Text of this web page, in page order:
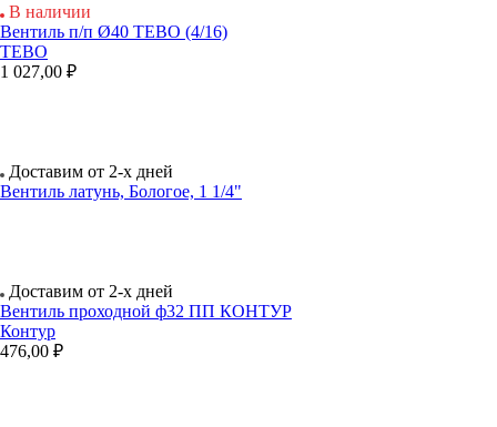
В наличии
Вентиль п/п Ø40 TEBO (4/16)
TEBO
1 027,00 ₽
Доставим от 2-х дней
Вентиль латунь, Бологое, 1 1/4"
Доставим от 2-х дней
Вентиль проходной ф32 ПП КОНТУР
Контур
476,00 ₽